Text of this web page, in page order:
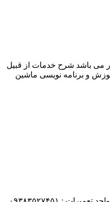
کشور می باشد شرح خدمات از قبیل
و برنامه نویسی ماشین